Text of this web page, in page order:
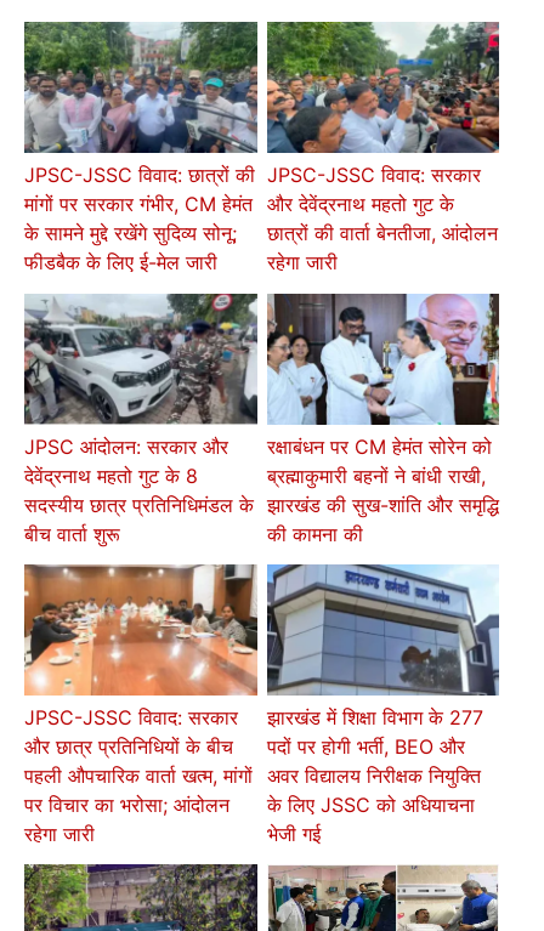
JPSC-JSSC विवाद: छात्रों की
मांगों पर सरकार गंभीर, CM हेमंत
के सामने मुद्दे रखेंगे सुदिव्य सोनू;
फीडबैक के लिए ई-मेल जारी
JPSC-JSSC विवाद: सरकार
और देवेंद्रनाथ महतो गुट के
छात्रों की वार्ता बेनतीजा, आंदोलन
रहेगा जारी
JPSC आंदोलन: सरकार और
देवेंद्रनाथ महतो गुट के 8
सदस्यीय छात्र प्रतिनिधिमंडल के
बीच वार्ता शुरू
रक्षाबंधन पर CM हेमंत सोरेन को
ब्रह्माकुमारी बहनों ने बांधी राखी,
झारखंड की सुख-शांति और समृद्धि
की कामना की
JPSC-JSSC विवाद: सरकार
और छात्र प्रतिनिधियों के बीच
पहली औपचारिक वार्ता खत्म, मांगों
पर विचार का भरोसा; आंदोलन
रहेगा जारी
झारखंड में शिक्षा विभाग के 277
पदों पर होगी भर्ती, BEO और
अवर विद्यालय निरीक्षक नियुक्ति
के लिए JSSC को अधियाचना
भेजी गई